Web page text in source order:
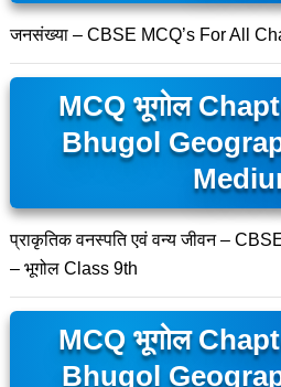
जनसंख्या – CBSE MCQ’s For All
MCQ भूगोल
Bhugol
प्राकृतिक वनस्पति एवं वन्य जीवन –
– भूगोल Class 9th
MCQ भूगोल
Bhugol